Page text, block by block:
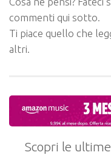
commenti qui sotto.
Ti piace quello che
altri.
Scopri le ultime